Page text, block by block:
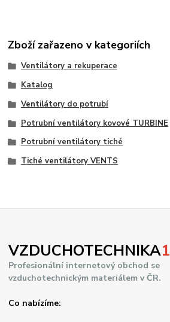
Zboží zařazeno v kategoriích
Ventilátory a rekuperace
Katalog
Ventilátory do potrubí
Potrubní ventilátory kovové TURBINE
Potrubní ventilátory tiché
Tiché ventilátory VENTS
VZDUCHOTECHNIKA1
Profesionální internetový obchod se
vzduchotechnickým materiálem v ČR.
Co nabízíme: